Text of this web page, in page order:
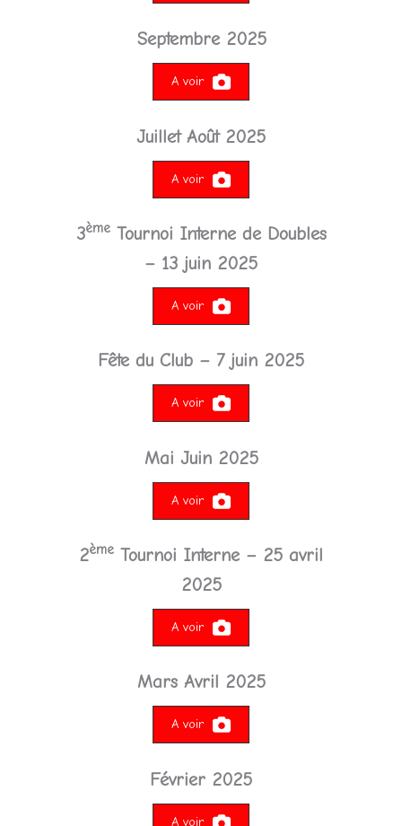
Septembre 2025
A voir
Juillet Août 2025
A voir
3èmeTournoi Interne de Doubles
– 13 juin 2025
A voir
Fête du Club – 7 juin 2025
A voir
Mai Juin 2025
A voir
2ème Tournoi Interne – 25 avril
2025
A voir
Mars Avril 2025
A voir
Février 2025
A voir